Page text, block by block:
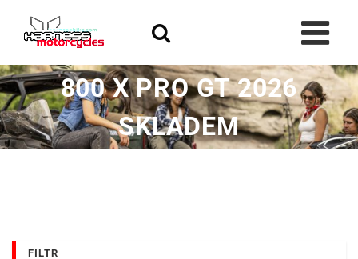
content
800 X PRO GT 2026
SKLADEM
FILTR